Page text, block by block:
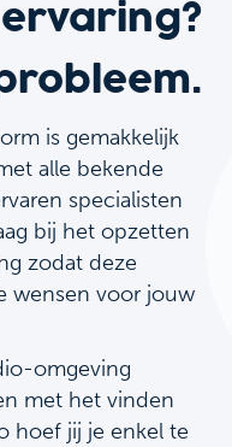
ervaring?
is gemakkelijk
alle bekende
specialisten
bij het opzetten
zodat deze
wensen voor jouw
omgeving
met het vinden
hoef jij je enkel te